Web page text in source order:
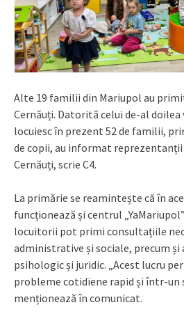
Alte 19 familii din Mariupol au
Cernăuți. Datorită celui de-al doilea
locuiesc în prezent 52 de familii,
de copii, au informat reprezentanții
Cernăuți, scrie C4.
La primărie se reamintește că în
funcționează și centrul
locuitorii pot primi consultațiile
administrative și sociale, precum
psihologic și juridic. „Acest lucru
probleme cotidiene rapid și într-un
menționează în comunicat.